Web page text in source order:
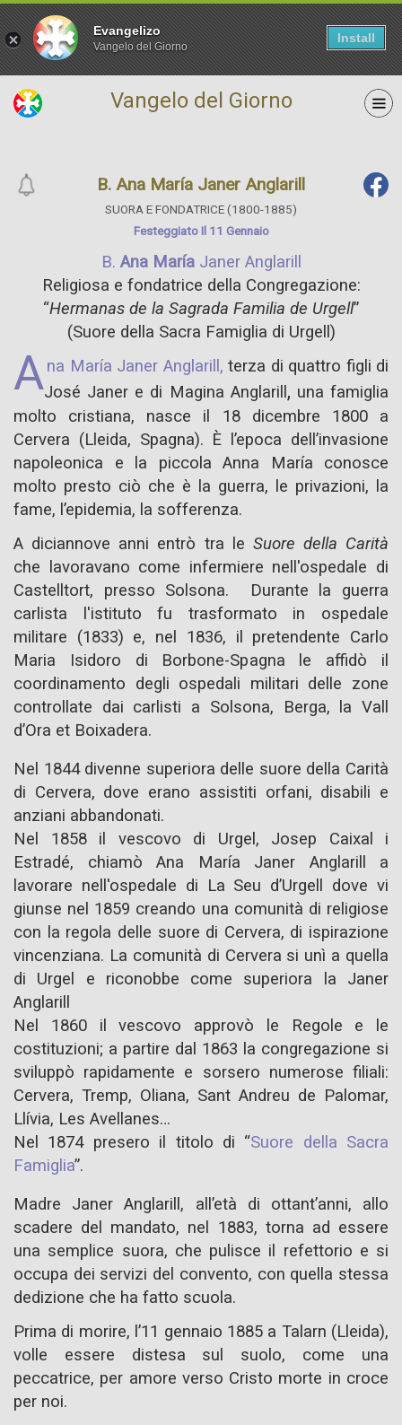
Evangelizo
Vangelo del Giorno
Install
Vangelo del Giorno
B. Ana María Janer Anglarill
SUORA E FONDATRICE (1800-1885)
Festeggiato Il 11 Gennaio
B. Ana María Janer Anglarill
Religiosa e fondatrice della Congregazione:
“Hermanas de la Sagrada Familia de Urgell”
(Suore della Sacra Famiglia di Urgell)
Ana María Janer Anglarill,terza di quattro figli di
José Janer e di Magina Anglarill , una famiglia
molto cristiana, nasce il 18 dicembre 1800 a
Cervera (Lleida, Spagna). È l’epoca dell’invasione
napoleonica e la piccola Anna María conosce
molto presto ciò che è la guerra, le privazioni, la
fame, l’epidemia, la sofferenza.
A diciannove anni entrò tra le Suore della Carità
che lavoravano come infermiere nell'ospedale di
Castelltort, presso Solsona.
Durante la guerra
carlista l'istituto fu trasformato in ospedale
militare (1833) e, nel 1836, il pretendente Carlo
Maria Isidoro di Borbone-Spagna le affidò il
coordinamento degli ospedali militari delle zone
controllate dai carlisti a Solsona, Berga, la Vall
d’Ora et Boixadera.
Nel 1844 divenne superiora delle suore della Carità
di Cervera, dove erano assistiti orfani, disabili e
anziani abbandonati.
Nel 1858 il vescovo di Urgel, Josep Caixal i
Estradé, chiamò Ana María Janer Anglarill a
lavorare nell'ospedale di La Seu d’Urgell dove vi
giunse nel 1859 creando una comunità di religiose
con la regola delle suore di Cervera, di ispirazione
vincenziana. La comunità di Cervera si unì a quella
di Urgel e riconobbe come superiora la Janer
Anglarill
Nel 1860 il vescovo approvò le Regole e le
costituzioni; a partire dal 1863 la congregazione si
sviluppò rapidamente e sorsero numerose filiali:
Cervera, Tremp, Oliana, Sant Andreu de Palomar,
Llívia, Les Avellanes…
Nel 1874presero il titolo di “Suore della Sacra
Famiglia”.
Madre Janer Anglarill, all’età di ottant’anni, allo
scadere del mandato, nel 1883, torna ad essere
una semplice suora, che pulisce il refettorio e si
occupa dei servizi del convento, con quella stessa
dedizione che ha fatto scuola.
Prima di morire, l’11 gennaio 1885 a Talarn (Lleida),
volle essere distesa sul suolo, come una
peccatrice, per amore verso Cristo morte in croce
per noi.